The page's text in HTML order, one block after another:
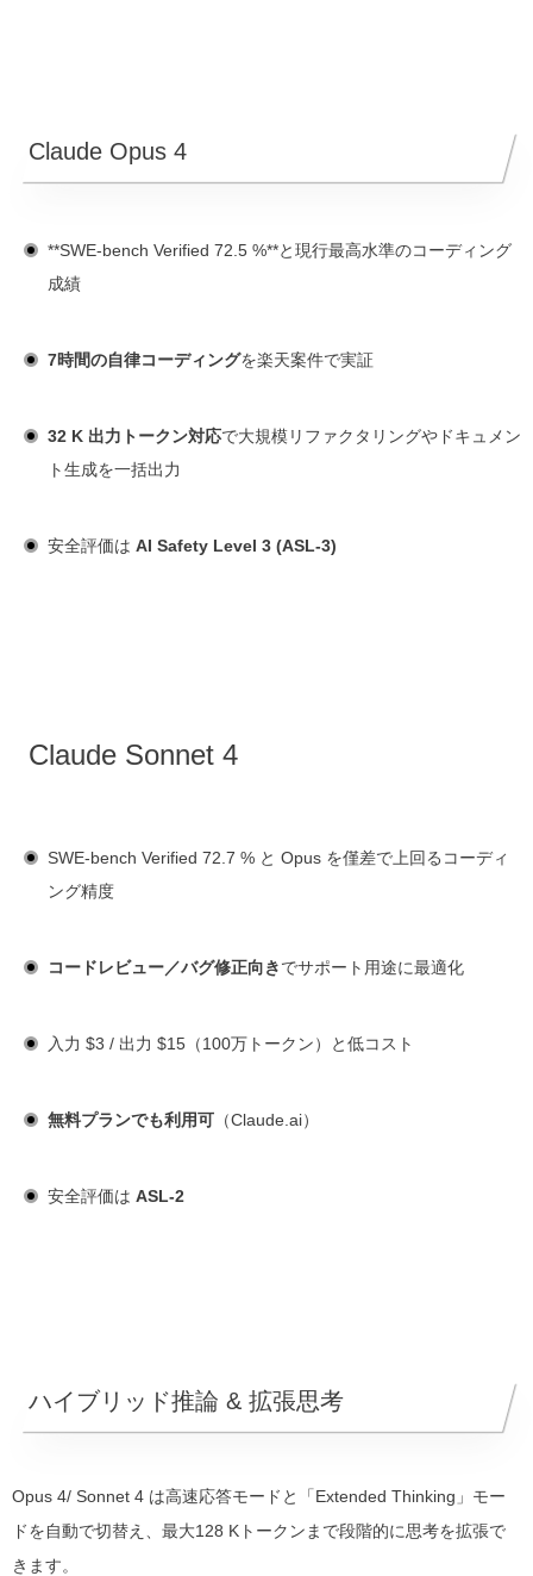
Claude Opus 4
**SWE-bench Verified 72.5 %**と現行最高水準のコーディング
成績
7時間の自律コーディングを楽天案件で実証
32 K 出力トークン対応で大規模リファクタリングやドキュメン
ト生成を一括出力
安全評価は AI Safety Level 3 (ASL-3)
Claude Sonnet 4
SWE-bench Verified 72.7 % と Opus を僅差で上回るコーディ
ング精度
コードレビュー／バグ修正向きでサポート用途に最適化
入力 $3 / 出力 $15（100万トークン）と低コスト
無料プランでも利用可 （Claude.ai）
安全評価は ASL-2
ハイブリッド推論 & 拡張思考
Opus 4/ Sonnet 4 は高速応答モードと「Extended Thinking」モー
ドを自動で切替え、最大128 Kトークンまで段階的に思考を拡張で
きます。